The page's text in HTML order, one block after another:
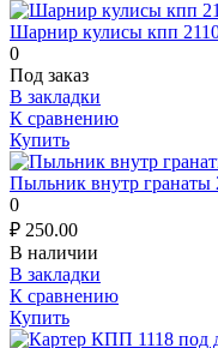
Шарнир кулисы кпп
0
Под заказ
В закладки
К сравнению
Купить
Пыльник внутр гранаты
0
₽ 250.00
В наличии
В закладки
К сравнению
Купить